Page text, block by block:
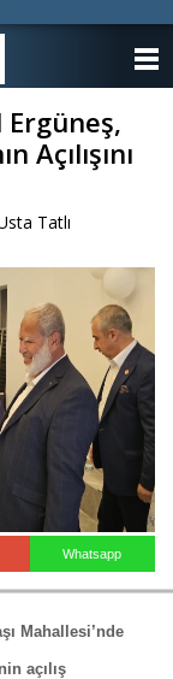
Ergüneş,
Açılışını
Tatlı
Whatsapp
Mahallesi’nde
açılış
KATEGORİLER
YAZARLAR
ANKETLER
FOTO GALERİ
VİDEO GALERİ
KÜNYE
Haberin Doğru Adresi.